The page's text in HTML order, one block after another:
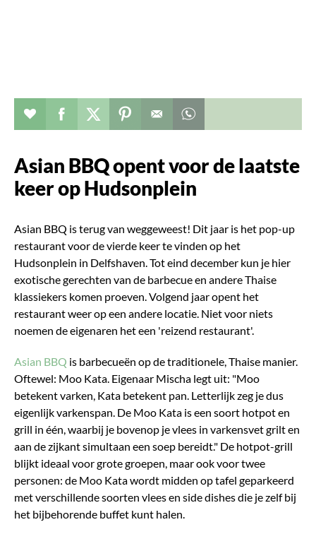
Verhaal toevoegen aan favorieten
Deel dit op facebook
Deel dit op twitter
Deel dit op pinterest
Asian BBQ opent voor de laatste
keer op Hudsonplein
Asian BBQ is terug van weggeweest! Dit jaar is het pop-up
restaurant voor de vierde keer te vinden op het
Hudsonplein in Delfshaven. Tot eind december kun je hier
exotische gerechten van de barbecue en andere Thaise
klassiekers komen proeven. Volgend jaar opent het
restaurant weer op een andere locatie. Niet voor niets
noemen de eigenaren het een 'reizend restaurant'.
Asian BBQ is barbecueën op de traditionele, Thaise manier.
Oftewel: Moo Kata. Eigenaar Mischa legt uit: "Moo
betekent varken, Kata betekent pan. Letterlijk zeg je dus
eigenlijk varkenspan. De Moo Kata is een soort hotpot en
grill in één, waarbij je bovenop je vlees in varkensvet grilt en
aan de zijkant simultaan een soep bereidt." De hotpot-grill
blijkt ideaal voor grote groepen, maar ook voor twee
personen: de Moo Kata wordt midden op tafel geparkeerd
met verschillende soorten vlees en side dishes die je zelf bij
het bijbehorende buffet kunt halen.